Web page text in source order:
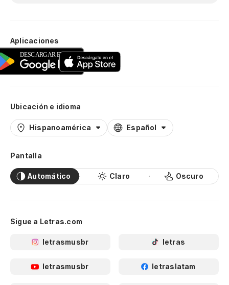
Aplicaciones
Ubicación e idioma
Hispanoamérica Español
Pantalla
Automático Claro Oscuro
Sigue a Letras.com
letrasmusbr letras
letrasmusbr letraslatam